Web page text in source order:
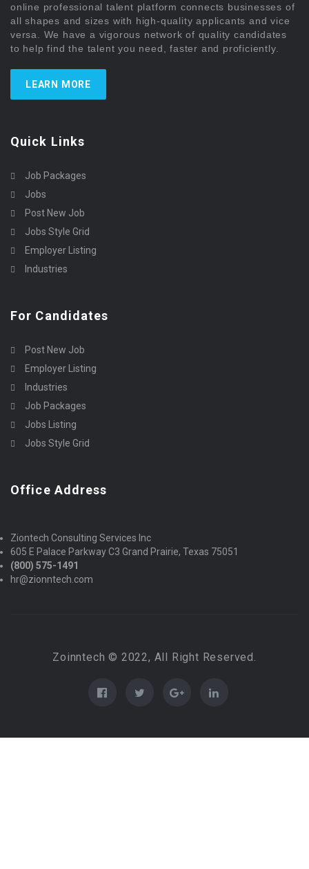
online professional talent platform connects businesses of
all shapes and sizes with high-quality applicants and vice
versa. We have a vigorous network of quality candidates
to help find the talent you need, faster and proficiently.
LEARN MORE
Quick Links
Job Packages
Jobs
Post New Job
Jobs Style Grid
Employer Listing
Industries
For Candidates
Post New Job
Employer Listing
Industries
Job Packages
Jobs Listing
Jobs Style Grid
Office Address
Ziontech Consulting Services Inc
605 E Palace Parkway C3 Grand Prairie, Texas 75051
(800) 575-1491
hr@zionntech.com
Zoinntech © 2022, All Right Reserved.